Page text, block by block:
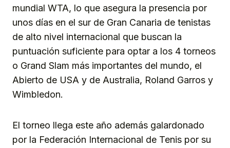
mundial WTA, lo que asegura la presencia por
unos días en el sur de Gran Canaria de tenistas
de alto nivel internacional que buscan la
puntuación suficiente para optar a los 4 torneos
o Grand Slam más importantes del mundo, el
Abierto de USA y de Australia, Roland Garros y
Wimbledon.
El torneo llega este año además galardonado
por la Federación Internacional de Tenis por su